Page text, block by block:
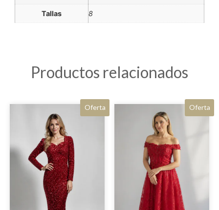
Tallas 8
Productos relacionados
Oferta Oferta